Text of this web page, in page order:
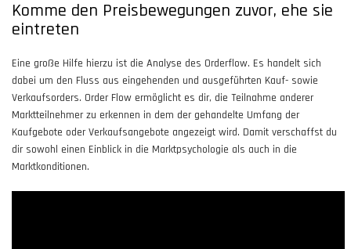
Komme den Preisbewegungen zuvor, ehe sie
eintreten
Eine große Hilfe hierzu ist die Analyse des Orderflow. Es handelt sich
dabei um den Fluss aus eingehenden und ausgeführten Kauf- sowie
Verkaufsorders. Order Flow ermöglicht es dir, die Teilnahme anderer
Marktteilnehmer zu erkennen in dem der gehandelte Umfang der
Kaufgebote oder Verkaufsangebote angezeigt wird. Damit verschaffst du
dir sowohl einen Einblick in die Marktpsychologie als auch in die
Marktkonditionen.